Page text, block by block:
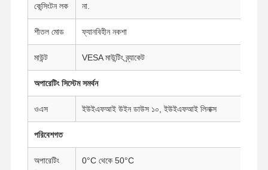
কেন্সিংটন লক না.
শীতল মোড ফ্যানবিহীন নকশা
মাউন্ট VESA মাউন্টিং ব্র্যাকেট
অপারেটিং সিস্টেম সমর্থন
ওএস ইউইএফআই উইন ডাউস ১০, ইউইএফআই লিনাক্স
পরিবেশগত
অপারেটিং
0°C থেকে 50°C